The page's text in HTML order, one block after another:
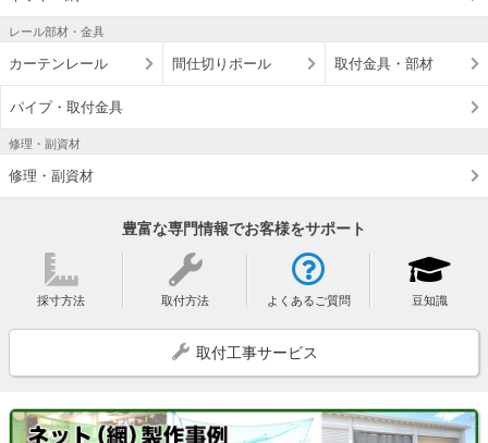
レール部材・金具
カーテンレール 間仕切りポール 取付金具・部材
パイプ・取付金具
修理・副資材
修理・副資材
豊富な専門情報でお客様をサポート
採寸方法 取付方法 よくあるご質問 豆知識
取付工事サービス